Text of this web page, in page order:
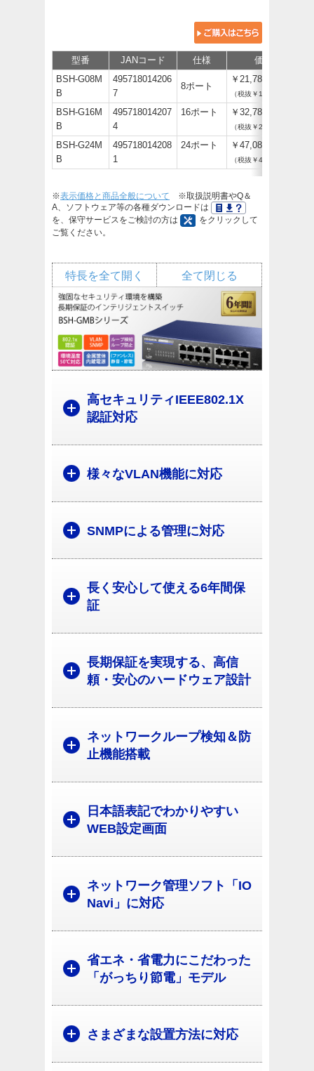
型番 JANコード 仕様 価格
BSH-G08M
B
495718014206
7
8ポート
￥21,780
（税抜￥19,800）
BSH-G16M
B
495718014207
4
16ポート ￥32,780
（税抜￥29,800）
BSH-G24M
B
495718014208
1
24ポート ￥47,080
（税抜￥42,800）
※表示価格と商品全般について ※取扱説明書やQ＆
A、ソフトウェア等の各種ダウンロードは
を、保守サービスをご検討の方は
をクリックして
ご覧ください。
全て閉じる
特長を全て開く
高セキュリティIEEE802.1X
認証対応
様々なVLAN機能に対応
SNMPによる管理に対応
長く安心して使える6年間保
証
長期保証を実現する、高信
頼・安心のハードウェア設計
ネットワークループ検知＆防
止機能搭載
日本語表記でわかりやすい
WEB設定画面
ネットワーク管理ソフト「IO
Navi」に対応
省エネ・省電力にこだわった
「がっちり節電」モデル
さまざまな設置方法に対応